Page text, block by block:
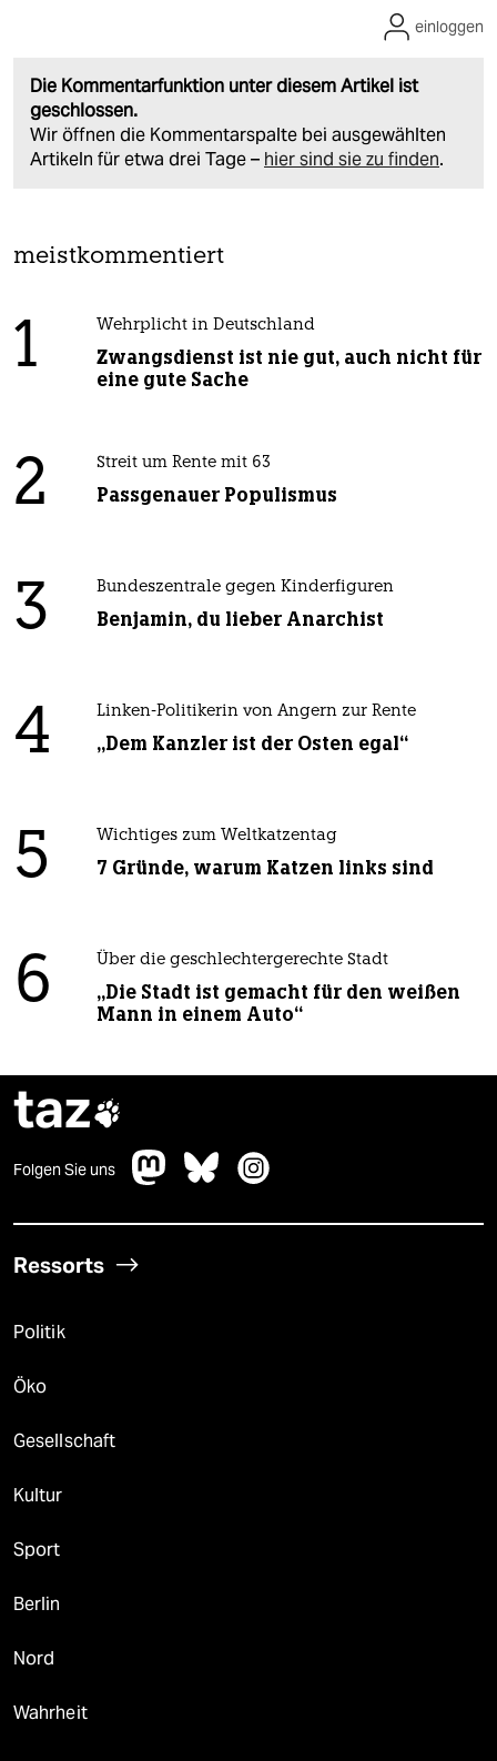
Die Kommentarfunktion unter diesem Artikel ist
geschlossen.
Wir öffnen die Kommentarspalte bei ausgewählten
Artikeln für etwa drei Tage – hier sind sie zu finden.
einloggen
meistkommentiert
1 Wehrplicht in Deutschland
Zwangsdienst ist nie gut, auch nicht für
eine gute Sache
2 Streit um Rente mit 63
Passgenauer Populismus
3 Bundeszentrale gegen Kinderfiguren
Benjamin, du lieber Anarchist
4 Linken-Politikerin von Angern zur Rente
„Dem Kanzler ist der Osten egal“
5 Wichtiges zum Weltkatzentag
7 Gründe, warum Katzen links sind
6 Über die geschlechtergerechte Stadt
„Die Stadt ist gemacht für den weißen
Mann in einem Auto“
taz
Folgen Sie uns
Ressorts
Politik
Öko
Gesellschaft
Kultur
Sport
Berlin
Nord
Wahrheit